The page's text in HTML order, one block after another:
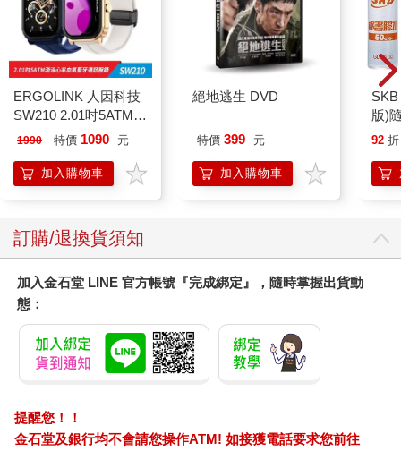
象。第二次世界大戰期間，他父親加入地下對抗組織（the
Resistance），遭到納粹囚禁，他的叔叔則被處決。後來他父母
搬到東柏林，因其愛國的社會主義表現而獲贈獎章。彼得斯在戰
爭期間曾擔任電影製作助理，同時成為柏林大學（Berlin
University）的博士生，並終於在1945年完成了以電影說服力為題
的博士論文。
戰後，彼得斯沒有追逐學術事業，反而取得了盟軍和蘇維埃占領
當局的支持，創作出一本全新的世界歷史教科書。這部作品（書
名頗具企圖心，叫做《同步世界史》〔Synchronoptiche
Weltgeschichte〕）是他與第一任妻子安娜麗絲（Anneliese）攜
子，最小的孩子是在他七十出頭時出生。）這本書對抗的是只關
超過四十英尺長的巨大圖形時間軸組合而成，目的是為了展現
「世界歷史的統一性，並且從各個生活領域和世界的各個角落去
呈現。」其方法是在西元前1000年到西元1950年之間的時間軸
上，為每一年劃分出相等量的空間，並使用不同色彩來標明不同
類別的人和事件，希望能藉此在不同的時代——以至於不同文化
——之間實現新的平等。在現實生活裡，歐洲文化英雄和西方藝
物，尤其是數百年前的著名人物，也確實出現了。可是甫出版，
無論是該書本身還是作者的左傾政治立場，都在西方世界引發了
ERGOLINK 人因科技
SW210 2.01吋5ATM游
泳心率血氧藍牙通話腕
1990 特價 1090 元
加入購物車
絕地逃生 DVD
特價 399 元
加入購物車
版)
92 折
訂購/退換貨須知
加入金石堂 LINE 官方帳號『完成綁定』，隨時掌握出貨動
態：
提醒您！！
金石堂及銀行均不會請您操作ATM! 如接獲電話要求您前往